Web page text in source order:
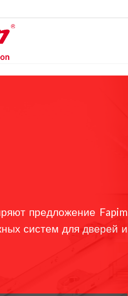
предложение Fapim
систем для дверей и